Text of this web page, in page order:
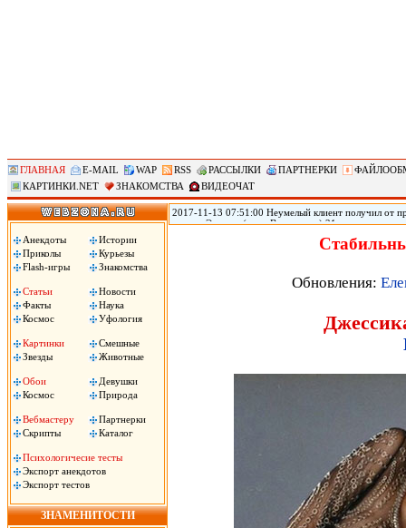
ГЛАВНАЯ E-MAIL WAP RSS РАССЫЛКИ ПАРТНЕРКИ
КАРТИНКИ.NET
ЗНАКОМСТВА ВИДЕОЧАТ
Анекдоты
Истории
Приколы
Курьезы
Flash-игры
Знакомства
Статьи
Новости
Факты
Наука
Космос
Уфология
Картинки
Смешные
Звезды
Животные
Обои
Девушки
Космос
Природа
Вебмастеру
Партнерки
Скрипты
Каталог
Психологичесие тесты
Экспорт анекдотов
Экспорт тестов
ЗНАМЕНИТОСТИ
2017-11-13 07:51:00 Неумелый клиент получил от
городе Эверетт (штат Вашингтон) 21-летняя
Пули застряли у него в голове, он не может
Обновления: